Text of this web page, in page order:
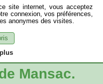
site internet, vous acceptez
connexion, vos préférences,
anonymes des visites.
Mansac.